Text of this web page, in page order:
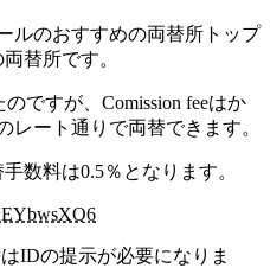
ルのおすすめの両替所トップ
替所です。
ですが、Comission feeはか
レート通りで両替できます。
数料は0.5％となります。
IDの提示が必要になりま